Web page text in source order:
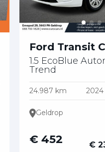
Ford Transit
1.5 EcoBlue
Trend
24.987 km 2024
Geldrop
€ 452 €